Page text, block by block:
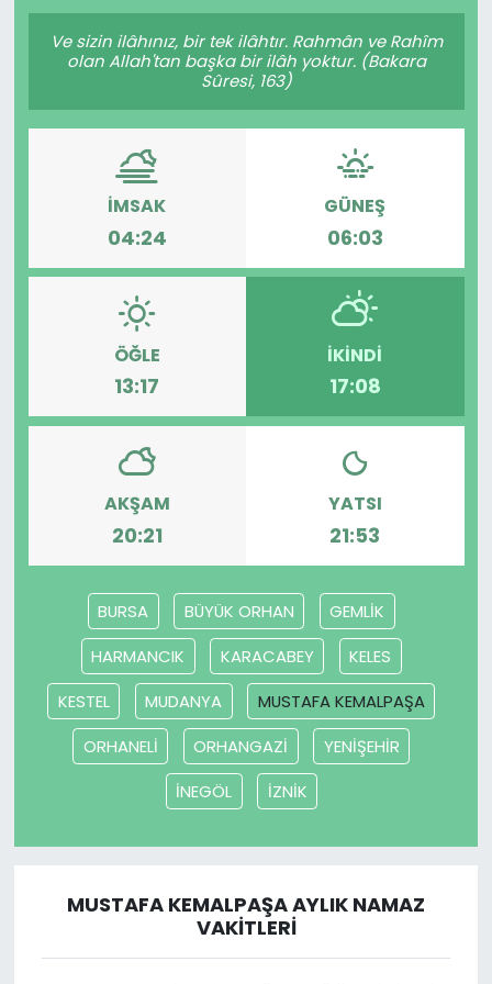
Ve sizin ilâhınız, bir tek ilâhtır. Rahmân ve Rahîm
olan Allah'tan başka bir ilâh yoktur. (Bakara
Sûresi, 163)
İMSAK
04:24
GÜNEŞ
06:03
ÖĞLE
13:17
İKINDI
17:08
AKŞAM
20:21
YATSI
21:53
BURSA BÜYÜK ORHAN
GEMLİK
HARMANCIK
KARACABEY
KELES
KESTEL
MUDANYA
MUSTAFA KEMALPAŞA
ORHANELİ
ORHANGAZİ
YENİŞEHİR
İNEGÖL
İZNİK
MUSTAFA KEMALPAŞA AYLIK NAMAZ
VAKITLERI
Gündem
KKTC YEREL SEÇİM 2018
Kültür Sanat
Magazin
Moda
Nöbetçi Eczaneler
Otomobil Dünyası
SAĞLIK
Spor
Teknoloji
TÜRKiYE
Video Galeri